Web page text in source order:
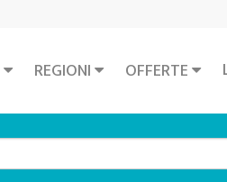
REGIONI OFFERTE